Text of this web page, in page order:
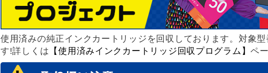
使用済みの純正インクカートリッジを回収しております。対象型
す!詳しくは 【使用済みインクカートリッジ回収プログラム】ペ